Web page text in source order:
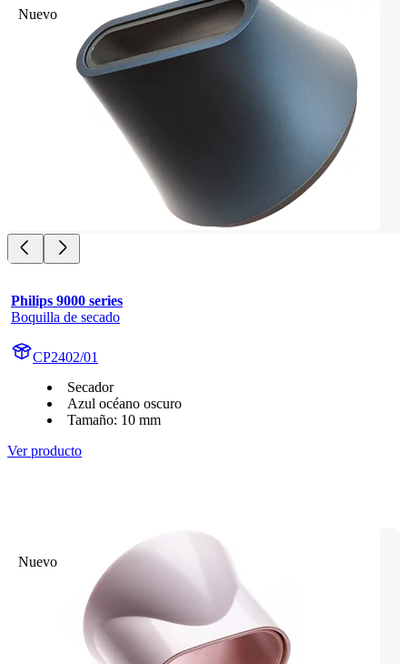
Nuevo
Philips 9000 series
Boquilla de secado
CP2402/01
Secador
Azul océano oscuro
Tamaño: 10 mm
Ver producto
Nuevo